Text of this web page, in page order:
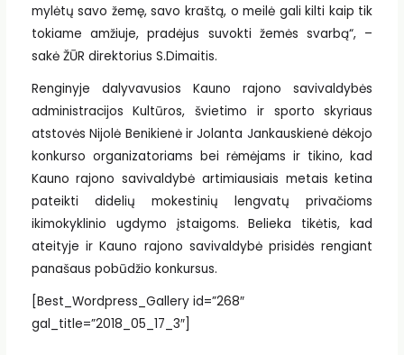
mylėtų savo žemę, savo kraštą, o meilė gali kilti kaip tik
tokiame amžiuje, pradėjus suvokti žemės svarbą“, –
sakė ŽŪR direktorius S.Dimaitis.
Renginyje dalyvavusios Kauno rajono savivaldybės
administracijos Kultūros, švietimo ir sporto skyriaus
atstovės Nijolė Benikienė ir Jolanta Jankauskienė dėkojo
konkurso organizatoriams bei rėmėjams ir tikino, kad
Kauno rajono savivaldybė artimiausiais metais ketina
pateikti didelių mokestinių lengvatų privačioms
ikimokyklinio ugdymo įstaigoms. Belieka tikėtis, kad
ateityje ir Kauno rajono savivaldybė prisidės rengiant
panašaus pobūdžio konkursus.
[Best_Wordpress_Gallery id=”268″
gal_title=”2018_05_17_3″]